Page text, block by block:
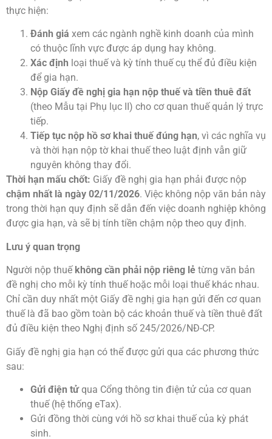
thực hiện:
Đánh giá xem các ngành nghề kinh doanh của mình
có thuộc lĩnh vực được áp dụng hay không.
Xác định loại thuế và kỳ tính thuế cụ thể đủ điều kiện
để gia hạn.
Nộp Giấy đề nghị gia hạn nộp thuế và tiền thuê đất
(theo Mẫu tại Phụ lục II) cho cơ quan thuế quản lý trực
tiếp.
Tiếp tục nộp hồ sơ khai thuế đúng hạn, vì các nghĩa vụ
và thời hạn nộp tờ khai thuế theo luật định vẫn giữ
nguyên không thay đổi.
Thời hạn mấu chốt: Giấy đề nghị gia hạn phải được nộp
chậm nhất là ngày 02/11/2026. Việc không nộp văn bản này
trong thời hạn quy định sẽ dẫn đến việc doanh nghiệp không
được gia hạn, và sẽ bị tính tiền chậm nộp theo quy định.
Lưu ý quan trọng
Người nộp thuế không cần phải nộp riêng lẻ từng văn bản
đề nghị cho mỗi kỳ tính thuế hoặc mỗi loại thuế khác nhau.
Chỉ cần duy nhất một Giấy đề nghị gia hạn gửi đến cơ quan
thuế là đã bao gồm toàn bộ các khoản thuế và tiền thuê đất
đủ điều kiện theo Nghị định số 245/2026/NĐ-CP.
Giấy đề nghị gia hạn có thể được gửi qua các phương thức
sau:
Gửi điện tửqua Cổng thông tin điện tử của cơ quan
thuế (hệ thống eTax).
Gửi đồng thời cùng với hồ sơ khai thuế của kỳ phát
sinh.